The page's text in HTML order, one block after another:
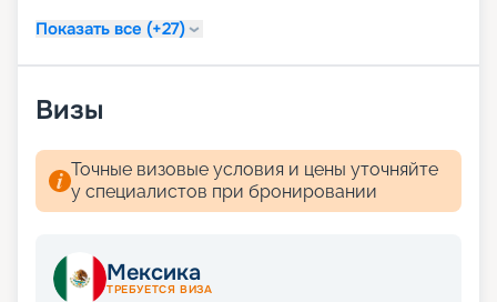
Показать все (+27)
Визы
Точные визовые условия и цены уточняйте
у специалистов при бронировании
Мексика
ТРЕБУЕТСЯ ВИЗА